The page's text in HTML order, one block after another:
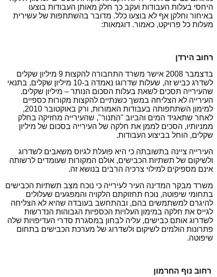
היחסי בעלות העבודות ועקב כך חלק מאותן העבודות בוצעו
באיחור וחלקן אף לא בוצעו כלל. מדובר בהשתתפות של עשירית
מעלות כל פרויקט, כאמור. דוגמאות:
רחוב הירדן
בדצמבר 2008 אישר משרד התחבורה להקצות 9 מיליון שקלים
לשדרג כביש זה, שעלות שדרוגו נאמדה ב-10 מיליון שקלים, בתנאי
שהעירייה תסכים לשאת בעלות הסכום הנותר – מיליון שקלים.
העירייה לא הצליחה במשך כשנתיים להקצות מקורות כספיים
למימון השתתפותה בעבודות האמורות, ורק באוקטובר 2010,
לאחר שתאגיד המים והביוב "התנור", שהעירייה מחזיקה בחלק
ממניותיו, הסכים לממן את חלקה של העירייה בסכום של מיליון
שקלים, הוחל בביצוע העבודות.
העירייה ציינה בתשובתה כי היא פועלת לגיוס משאבים לשדרוג
ולשיקום של תשתיות הכבישים, אולם המקורות שעומדים לרשותה
אינם מספיקים למילוי צרכיה הרבים בנושא זה.
משרד מבקר המדינה העיר לעירייה כי נוכח מצב תשתיות הכבישים
בתחומי שיפוטה, נוכח תחזוקתם הלקויה והמפגעים שעלולים
להיגרם למשתמשים בהם, ובהתחשב בעובדה שהיא לא הצליחה
לגייס את חלקה במימון העלויות הכספיות הגבוהות הנדרשות
לשדרוג אותם כבישים, עליה לבחון במסגרת סדרי העדיפויות שלה
פתרונות הולמים לשיקום ולשדרוג של מערכת הכבישים בתחום
שיפוטה.
רחוב נוף החרמון